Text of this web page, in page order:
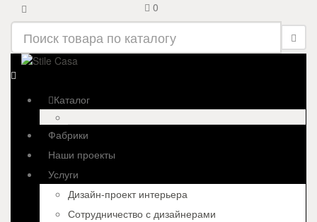
0
Каталог
Фабрики
Наши проекты
Услуги
Дизайн-проект интерьера
Сотрудничество с дизайнерами